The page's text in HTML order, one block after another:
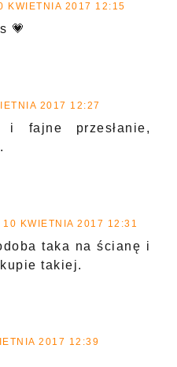
KWIETNIA 2017 12:15
💗
2017 12:27
i fajne przesłanie,
10 KWIETNIA 2017 12:31
taka na ścianę i
takiej.
2017 12:39